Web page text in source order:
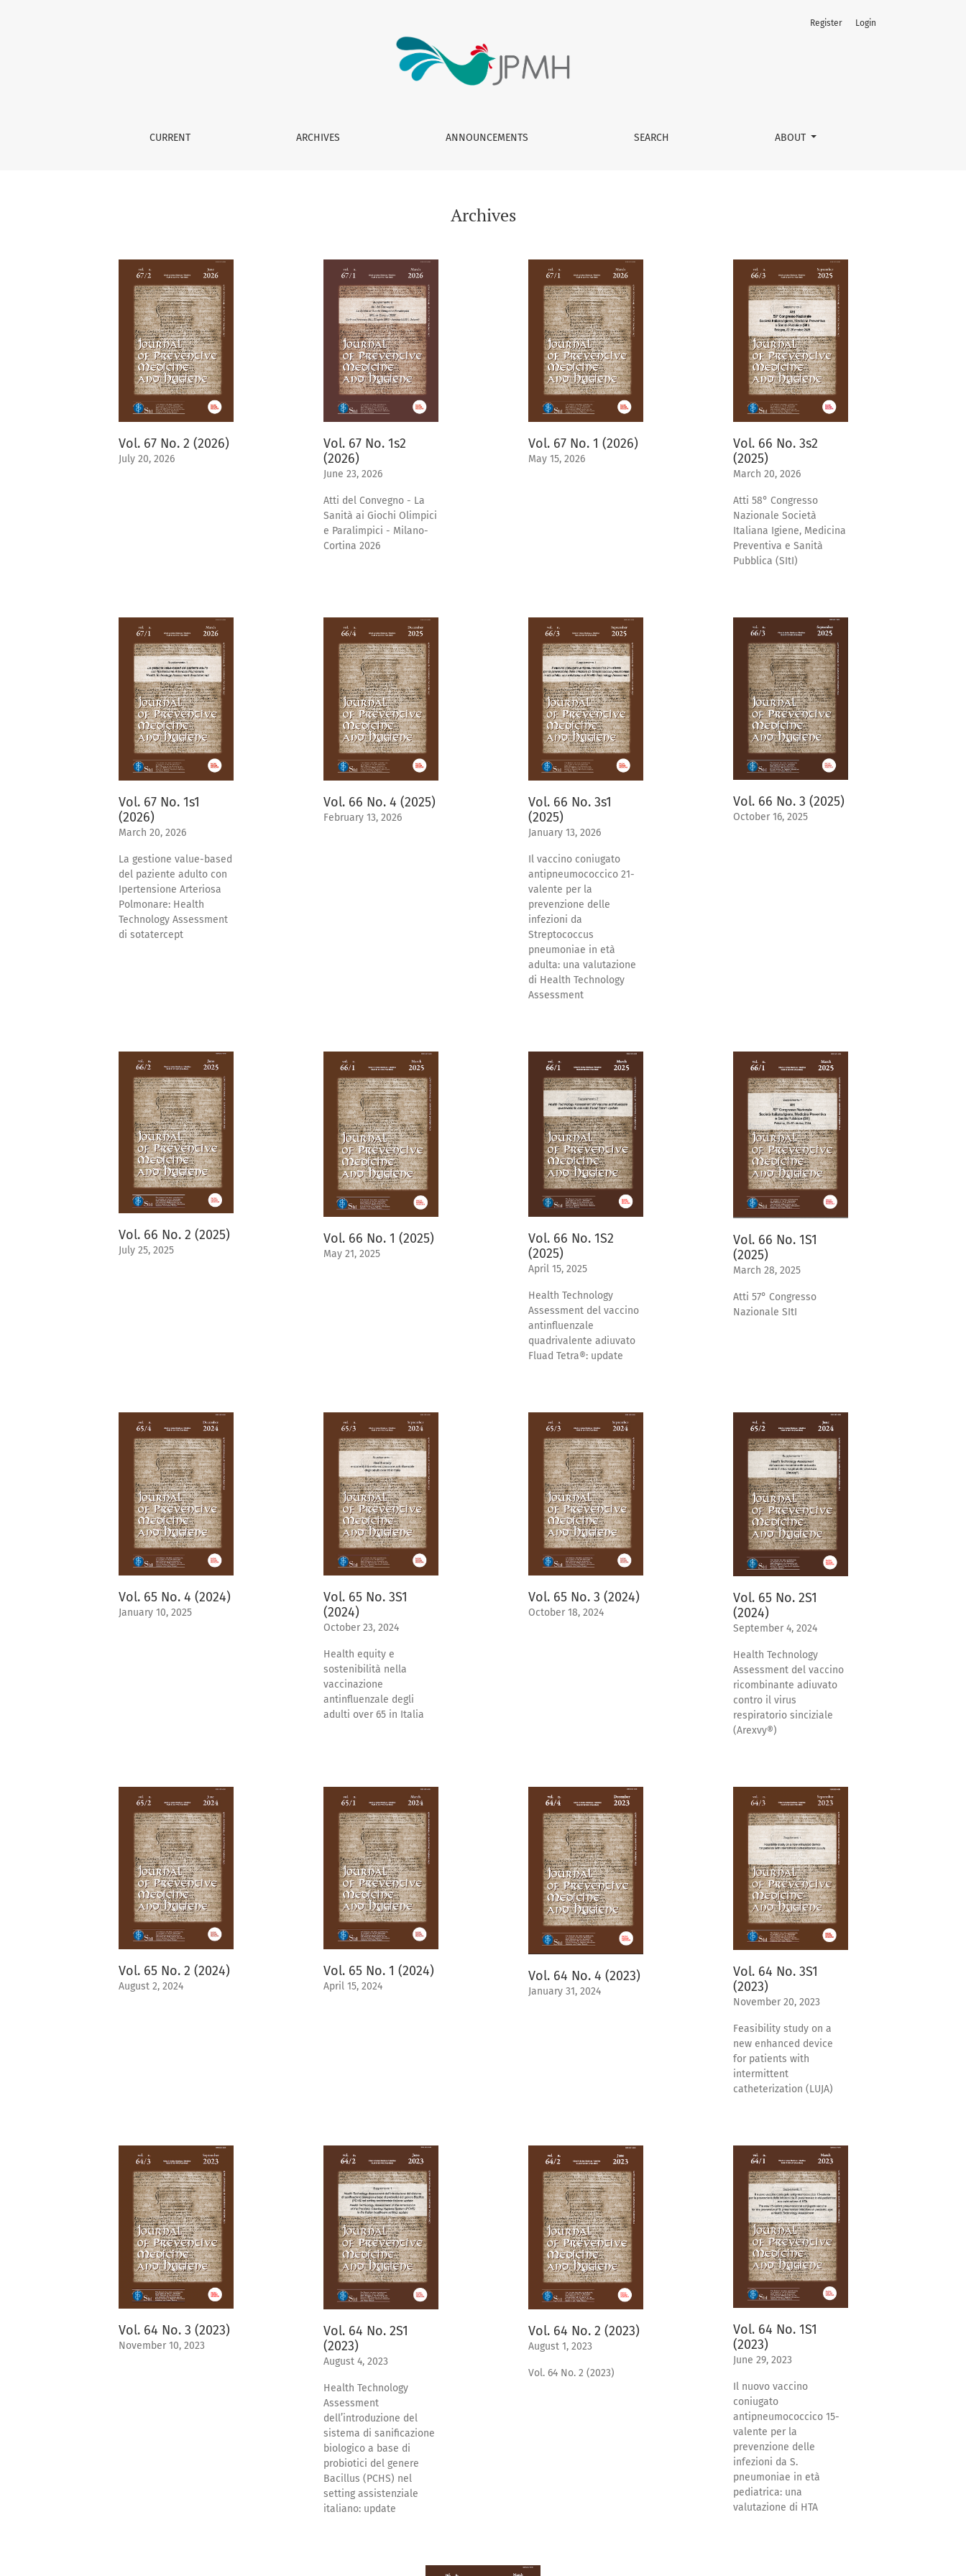
CURRENT ARCHIVES ANNOUNCEMENTS SEARCH ABOUT
Register Login
Archives
Vol. 67 No. 2 (2026)
July 20, 2026
Vol. 67 No. 1s2
(2026)
June 23, 2026
Atti del Convegno - La
Sanità ai Giochi Olimpici
e Paralimpici - Milano-
Cortina 2026
Vol. 67 No. 1 (2026)
May 15, 2026
Vol. 66 No. 3s2
(2025)
March 20, 2026
Atti 58° Congresso
Nazionale Società
Italiana Igiene, Medicina
Preventiva e Sanità
Pubblica (SItI)
Vol. 67 No. 1s1
(2026)
March 20, 2026
La gestione value-based
del paziente adulto con
Ipertensione Arteriosa
Polmonare: Health
Technology Assessment
di sotatercept
Vol. 66 No. 4 (2025)
February 13, 2026
Vol. 66 No. 3s1
(2025)
January 13, 2026
Il vaccino coniugato
antipneumococcico 21-
valente per la
prevenzione delle
infezioni da
Streptococcus
pneumoniae in età
adulta: una valutazione
di Health Technology
Assessment
Vol. 66 No. 3 (2025)
October 16, 2025
Vol. 66 No. 2 (2025)
July 25, 2025
Vol. 66 No. 1 (2025)
May 21, 2025
Vol. 66 No. 1S2
(2025)
April 15, 2025
Health Technology
Assessment del vaccino
antinfluenzale
quadrivalente adiuvato
Fluad Tetra®: update
Vol. 66 No. 1S1
(2025)
March 28, 2025
Atti 57° Congresso
Nazionale SItI
Vol. 65 No. 4 (2024)
January 10, 2025
Vol. 65 No. 3S1
(2024)
October 23, 2024
Health equity e
sostenibilità nella
vaccinazione
antinfluenzale degli
adulti over 65 in Italia
Vol. 65 No. 3 (2024)
October 18, 2024
Vol. 65 No. 2S1
(2024)
September 4, 2024
Health Technology
Assessment del vaccino
ricombinante adiuvato
contro il virus
respiratorio sinciziale
(Arexvy®)
Vol. 65 No. 2 (2024)
August 2, 2024
Vol. 65 No. 1 (2024)
April 15, 2024
Vol. 64 No. 4 (2023)
January 31, 2024
Vol. 64 No. 3S1
(2023)
November 20, 2023
Feasibility study on a
new enhanced device
for patients with
intermittent
catheterization (LUJA)
Vol. 64 No. 3 (2023)
November 10, 2023
Vol. 64 No. 2S1
(2023)
August 4, 2023
Health Technology
Assessment
dell’introduzione del
sistema di sanificazione
biologico a base di
probiotici del genere
Bacillus (PCHS) nel
setting assistenziale
italiano: update
Vol. 64 No. 2 (2023)
August 1, 2023
Vol. 64 No. 2 (2023)
Vol. 64 No. 1S1
(2023)
June 29, 2023
Il nuovo vaccino
coniugato
antipneumococcico 15-
valente per la
prevenzione delle
infezioni da S.
pneumoniae in età
pediatrica: una
valutazione di HTA